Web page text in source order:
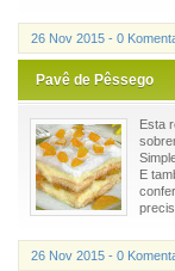
26 Nov 2015 - 0
Pavê de Pêssego
Esta
E
26 Nov 2015 - 0